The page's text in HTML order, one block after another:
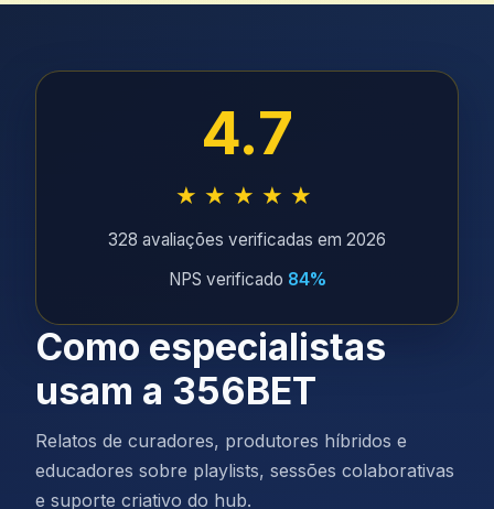
4.7
★★★★★
328 avaliações verificadas em 2026
NPS verificado 84%
Como especialistas
usam a 356BET
Relatos de curadores, produtores híbridos e
educadores sobre playlists, sessões colaborativas
e suporte criativo do hub.